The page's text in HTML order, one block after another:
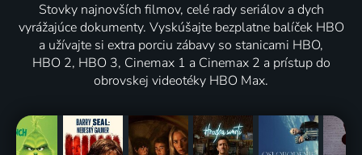
Stovky najnovších filmov, celé rady seriálov a dych
vyrážajúce dokumenty. Vyskúšajte bezplatne balíček HBO
a užívajte si extra porciu zábavy so stanicami HBO,
HBO 2, HBO 3, Cinemax 1 a Cinemax 2 a prístup do
obrovskej videotéky HBO Max.